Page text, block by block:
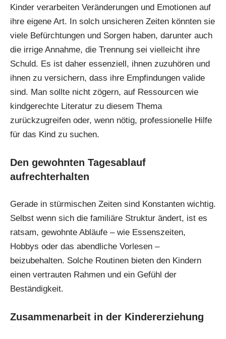
Kinder verarbeiten Veränderungen und Emotionen auf
ihre eigene Art. In solch unsicheren Zeiten könnten sie
viele Befürchtungen und Sorgen haben, darunter auch
die irrige Annahme, die Trennung sei vielleicht ihre
Schuld. Es ist daher essenziell, ihnen zuzuhören und
ihnen zu versichern, dass ihre Empfindungen valide
sind. Man sollte nicht zögern, auf Ressourcen wie
kindgerechte Literatur zu diesem Thema
zurückzugreifen oder, wenn nötig, professionelle Hilfe
für das Kind zu suchen.
Den gewohnten Tagesablauf
aufrechterhalten
Gerade in stürmischen Zeiten sind Konstanten wichtig.
Selbst wenn sich die familiäre Struktur ändert, ist es
ratsam, gewohnte Abläufe – wie Essenszeiten,
Hobbys oder das abendliche Vorlesen –
beizubehalten. Solche Routinen bieten den Kindern
einen vertrauten Rahmen und ein Gefühl der
Beständigkeit.
Zusammenarbeit in der Kindererziehung